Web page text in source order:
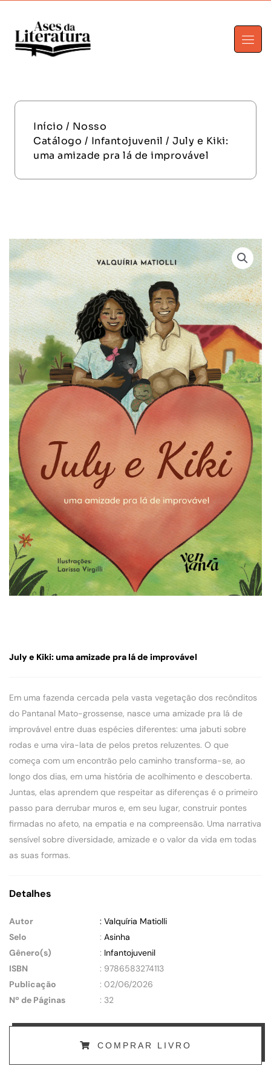
Início / Nosso
Catálogo / Infantojuvenil / July e Kiki:
uma amizade pra lá de improvável
July e Kiki: uma amizade pra lá de improvável
Em uma fazenda cercada pela vasta vegetação dos recônditos
do Pantanal Mato-grossense, nasce uma amizade pra lá de
improvável entre duas espécies diferentes: uma jabuti sobre
rodas e uma vira-lata de pelos pretos reluzentes. O que
começa com um encontrão pelo caminho transforma-se, ao
longo dos dias, em uma história de acolhimento e descoberta.
Juntas, elas aprendem que respeitar as diferenças é o primeiro
passo para derrubar muros e, em seu lugar, construir pontes
firmadas no afeto, na empatia e na compreensão. Uma narrativa
sensível sobre diversidade, amizade e o valor da vida em todas
as suas formas.
Detalhes
Autor
: Valquíria Matiolli
Selo
: Asinha
Gênero(s)
: Infantojuvenil
ISBN
: 9786583274113
Publicação
: 02/06/2026
Nº de Páginas
: 32
COMPRAR LIVRO